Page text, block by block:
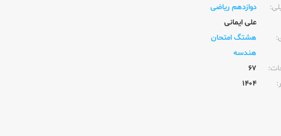
دوازدهم ریاضی
علی ایمانی
هشتگ امتحان
هندسه
67
1404